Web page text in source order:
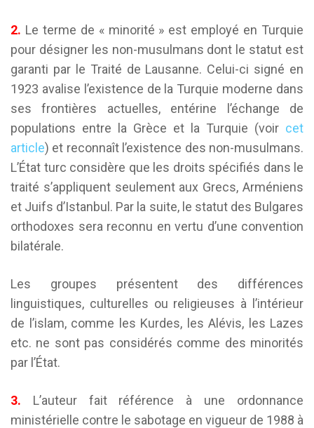
2. Le terme de « minorité » est employé en Turquie
pour désigner les non-musulmans dont le statut est
garanti par le Traité de Lausanne. Celui-ci signé en
1923 avalise l’existence de la Turquie moderne dans
ses frontières actuelles, entérine l’échange de
populations entre la Grèce et la Turquie (voir cet
article) et reconnaît l’existence des non-musulmans.
L’État turc considère que les droits spécifiés dans le
traité s’appliquent seulement aux Grecs, Arméniens
et Juifs d’Istanbul. Par la suite, le statut des Bulgares
orthodoxes sera reconnu en vertu d’une convention
bilatérale.
Les groupes présentent des différences
linguistiques, culturelles ou religieuses à l’intérieur
de l’islam, comme les Kurdes, les Alévis, les Lazes
etc. ne sont pas considérés comme des minorités
par l’État.
3. L’auteur fait référence à une ordonnance
ministérielle contre le sabotage en vigueur de 1988 à